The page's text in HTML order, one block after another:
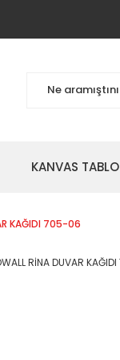
KANVAS TABLO
KAĞIDI 705-06